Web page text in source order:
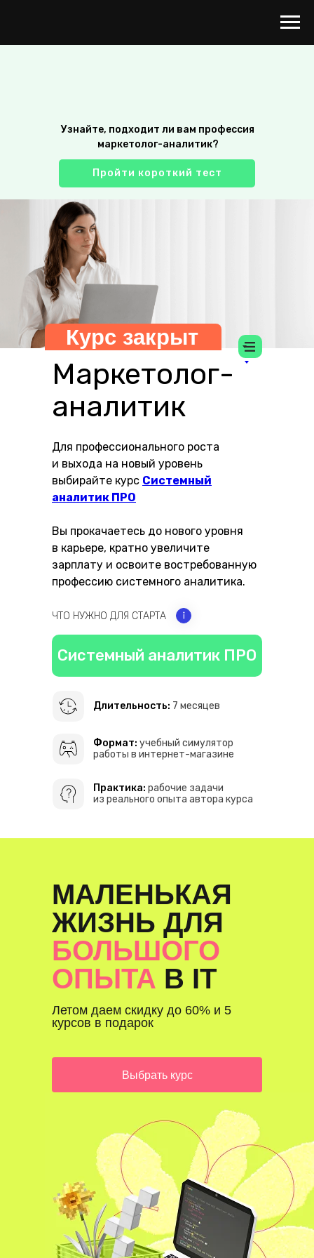
Узнайте, подходит ли вам профессия
маркетолог-аналитик?
Пройти короткий тест
Маркетолог-
аналитик
КУРС-СИМУЛЯТОР
ЧТО НУЖНО ДЛЯ СТАРТА
Для профессионального роста
и выхода на новый уровень
выбирайте курс Системный
аналитик ПРО
Вы прокачаетесь до нового уровня
в карьере, кратно увеличите
зарплату и освоите востребованную
профессию системного аналитика.
Системный аналитик ПРО
Формат: учебный симулятор
работы в интернет-магазине
Практика: рабочие задачи
из реального опыта автора курса
Длительность: 7 месяцев
Курс «Маркетолог-аналитик»
Курс закрыт
Летом даем скидку до 60% и 5
курсов в подарок
МАЛЕНЬКАЯ
ЖИЗНЬ ДЛЯ
БОЛЬШОГО
ОПЫТА В IT
Выбрать курс